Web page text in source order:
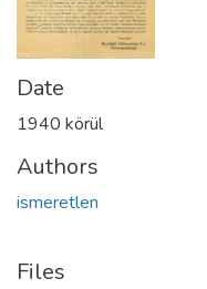
Date
1940 körül
Authors
ismeretlen
Files